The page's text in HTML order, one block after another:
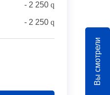
- 2 250 q
- 2 250 q
Вы смотрели